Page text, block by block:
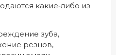
какие‑либо из
зуба,
резцов,